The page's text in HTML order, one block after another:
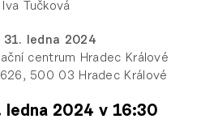
Iva Tučková
31. ledna 2024
centrum Hradec Králové
500 03 Hradec Králové
ledna 2024 v 16:30